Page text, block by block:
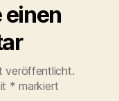
einen
veröffentlicht.
* markiert